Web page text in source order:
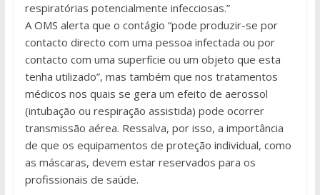
respiratórias potencialmente infecciosas.”
A OMS alerta que o contágio “pode produzir-se por
contacto directo com uma pessoa infectada ou por
contacto com uma superfície ou um objeto que esta
tenha utilizado”, mas também que nos tratamentos
médicos nos quais se gera um efeito de aerossol
(intubação ou respiração assistida) pode ocorrer
transmissão aérea. Ressalva, por isso, a importância
de que os equipamentos de proteção individual, como
as máscaras, devem estar reservados para os
profissionais de saúde.